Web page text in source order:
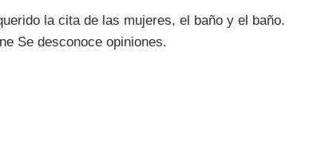
la cita de las mujeres, el baño y el baño.
Se desconoce opiniones.